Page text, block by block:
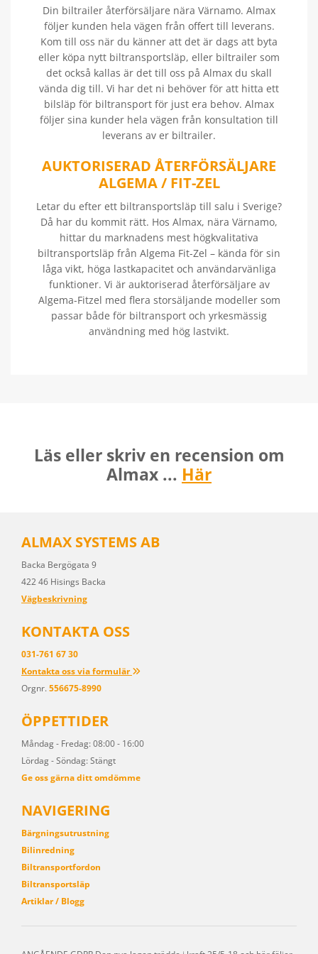
Din biltrailer återförsäljare nära Värnamo. Almax
följer kunden hela vägen från offert till leverans.
Kom till oss när du känner att det är dags att byta
eller köpa nytt biltransportsläp, eller biltrailer som
det också kallas är det till oss på Almax du skall
vända dig till. Vi har det ni behöver för att hitta ett
bilsläp för biltransport för just era behov. Almax
följer sina kunder hela vägen från konsultation till
leverans av er biltrailer.
AUKTORISERAD ÅTERFÖRSÄLJARE
ALGEMA / FIT-ZEL
Letar du efter ett biltransportsläp till salu i Sverige?
Då har du kommit rätt. Hos Almax, nära Värnamo,
hittar du marknadens mest högkvalitativa
biltransportsläp från Algema Fit-Zel – kända för sin
låga vikt, höga lastkapacitet och användarvänliga
funktioner. Vi är auktoriserad återförsäljare av
Algema-Fitzel med flera storsäljande modeller som
passar både för biltransport och yrkesmässig
användning med hög lastvikt.
Läs eller skriv en recension om
Almax ... Här
ALMAX SYSTEMS AB
Backa Bergögata 9
422 46 Hisings Backa
Vägbeskrivning
KONTAKTA OSS
031-761 67 30
Kontakta oss via formulär 
Orgnr. 556675-8990
ÖPPETTIDER
Måndag - Fredag: 08:00 - 16:00
Lördag - Söndag: Stängt
Ge oss gärna ditt omdömme
NAVIGERING
Bärgningsutrustning
Bilinredning
Biltransportfordon
Biltransportsläp
Artiklar / Blogg